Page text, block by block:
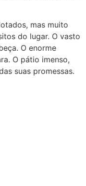
mas muito
do lugar. O vasto
O enorme
O pátio imenso,
suas promessas.